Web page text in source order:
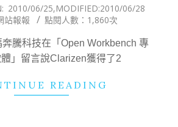
2010/06/25,MODIFIED:2010/06/28
站報報 點閱人數：1,860次
騰科技在「Open Workbench 專
」留言說Clarizen獲得了2
READING